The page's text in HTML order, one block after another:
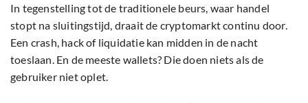
In tegenstelling tot de traditionele beurs, waar handel
stopt na sluitingstijd, draait de cryptomarkt continu door.
Een crash, hack of liquidatie kan midden in de nacht
toeslaan. En de meeste wallets? Die doen niets als de
gebruiker niet oplet.